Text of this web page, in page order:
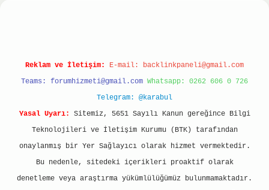
Reklam ve İletişim: E-mail: backlinkpaneli@gmail.com
Teams: forumhizmeti@gmail.com Whatsapp: 0262 606 0 726
Telegram: @karabul
Yasal Uyarı:
Sitemiz, 5651 Sayılı Kanun gereğince Bilgi
Teknolojileri ve İletişim Kurumu (BTK) tarafından
onaylanmış bir Yer Sağlayıcı olarak hizmet vermektedir.
Bu nedenle, sitedeki içerikleri proaktif olarak
denetleme veya araştırma yükümlülüğümüz bulunmamaktadır.